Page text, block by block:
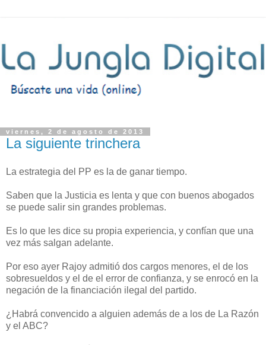
viernes, 2 de agosto de 2013
La siguiente trinchera
La estrategia del PP es la de ganar tiempo.
Saben que la Justicia es lenta y que con buenos abogados
se puede salir sin grandes problemas.
Es lo que les dice su propia experiencia, y confían que una
vez más salgan adelante.
Por eso ayer Rajoy admitió dos cargos menores, el de los
sobresueldos y el de el error de confianza, y se enrocó en la
negación de la financiación ilegal del partido.
¿Habrá convencido a alguien además de a los de La Razón
y el ABC?